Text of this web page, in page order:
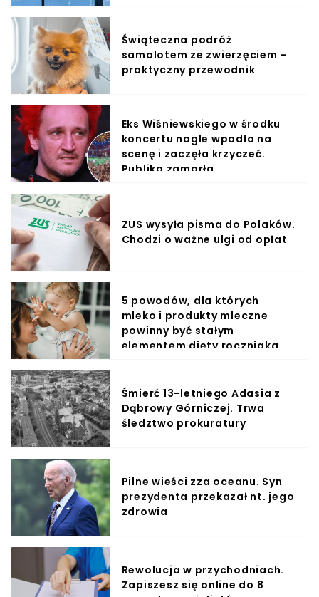
Świąteczna podróż
samolotem ze zwierzęciem –
praktyczny przewodnik
Eks Wiśniewskiego w środku
koncertu nagle wpadła na
scenę i zaczęła krzyczeć.
Publika zamarła
ZUS wysyła pisma do Polaków.
Chodzi o ważne ulgi od opłat
5 powodów, dla których
mleko i produkty mleczne
powinny być stałym
elementem diety roczniaka
Śmierć 13-letniego Adasia z
Dąbrowy Górniczej. Trwa
śledztwo prokuratury
Pilne wieści zza oceanu. Syn
prezydenta przekazał nt. jego
zdrowia
Rewolucja w przychodniach.
Zapiszesz się online do 8